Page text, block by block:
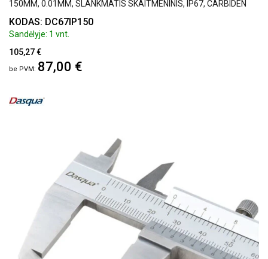
150MM, 0.01MM, SLANKMATIS SKAITMENINIS, IP67, CARBIDEN
KODAS: DC67IP150
Sandėlyje: 1 vnt.
105,27 €
87,00 €